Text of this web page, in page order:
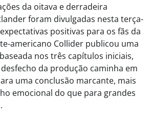
da oitava e derradeira
foram divulgadas nesta terça-
positivas para os fãs da
americano Collider publicou uma
nos três capítulos iniciais,
da produção caminha em
uma conclusão marcante, mais
emocional do que para grandes